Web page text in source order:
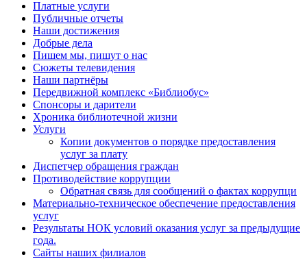
Платные услуги
Публичные отчеты
Наши достижения
Добрые дела
Пишем мы, пишут о нас
Сюжеты телевидения
Наши партнёры
Передвижной комплекс «Библиобус»
Спонсоры и дарители
Хроника библиотечной жизни
Услуги
Копии документов о порядке предоставления
услуг за плату
Диспетчер обращения граждан
Противодействие коррупции
Обратная связь для сообщений о фактах коррупци
Материально-техническое обеспечение предоставления
услуг
Результаты НОК условий оказания услуг за предыдущие
года.
Сайты наших филиалов